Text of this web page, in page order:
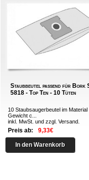
Staubbeutel passend für Bork
5818 - Top Ten - 10 Tüten
10 Staubsaugerbeutel im Material
Gewicht c...
inkl. MwSt. und zzgl.Versand
Preis ab: 9,33€
In den Warenkorb